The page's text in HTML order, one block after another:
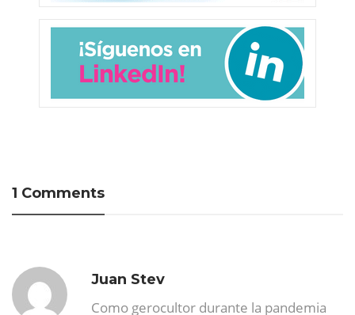
1 Comments
Juan Stev
Como gerocultor durante la pandemia